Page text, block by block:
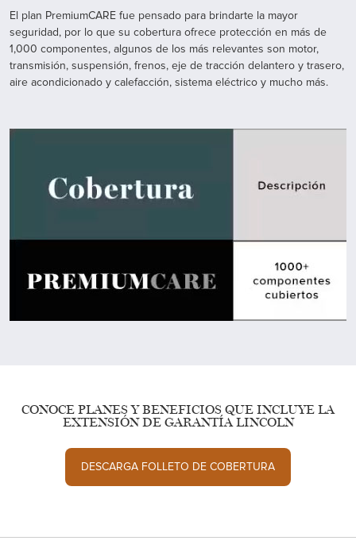
El plan PremiumCARE fue pensado para brindarte la mayor
seguridad, por lo que su cobertura ofrece protección en más de
1,000 componentes, algunos de los más relevantes son motor,
transmisión, suspensión, frenos, eje de tracción delantero y trasero,
aire acondicionado y calefacción, sistema eléctrico y mucho más.
CONOCE PLANES Y BENEFICIOS QUE INCLUYE LA
EXTENSIÓN DE GARANTÍA LINCOLN
DESCARGA FOLLETO DE COBERTURA